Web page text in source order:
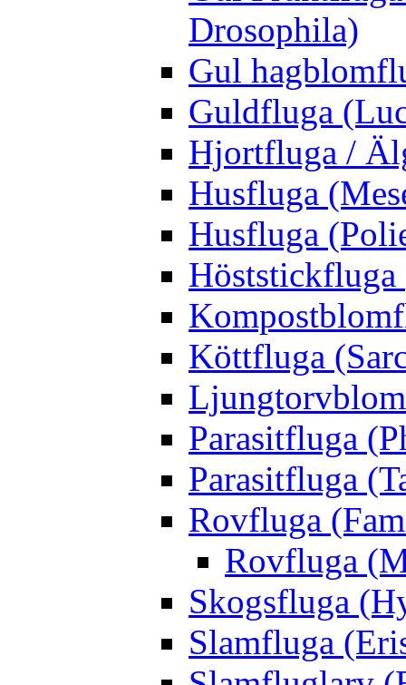
Drosophila)
Gul
Guldfluga
Hjortfluga /
Husfluga
Husfluga
Höststickfluga
Köttfluga
Parasitfluga
Parasitfluga
Rovfluga
Rovfluga
Skogsfluga
Slamfluga